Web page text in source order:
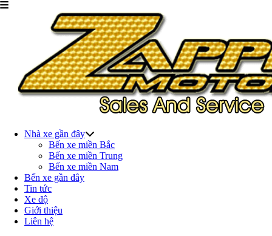
Nhà xe gần đây
Bến xe miền Bắc
Bến xe miền Trung
Bến xe miền Nam
Bến xe gần đây
Tin tức
Xe độ
Giới thiệu
Liên hệ